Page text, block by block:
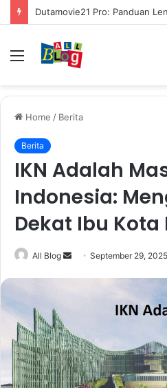
Menu
Home / Berita
Berita
IKN Adalah
Indonesia:
Dekat Ibu Kota
All Blog
SendSeptember 29, 2025